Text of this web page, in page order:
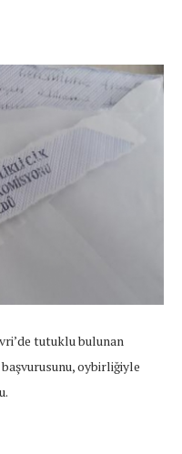
tutuklu bulunan
oybirliğiyle